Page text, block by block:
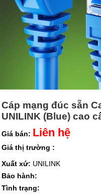
Cáp mạng đúc sẵn
UNILINK (Blue) cao
Giá bán: Liên hệ
Giá thị trường :
Xuất xứ: UNILINK
Bảo hành:
Tình trạng: